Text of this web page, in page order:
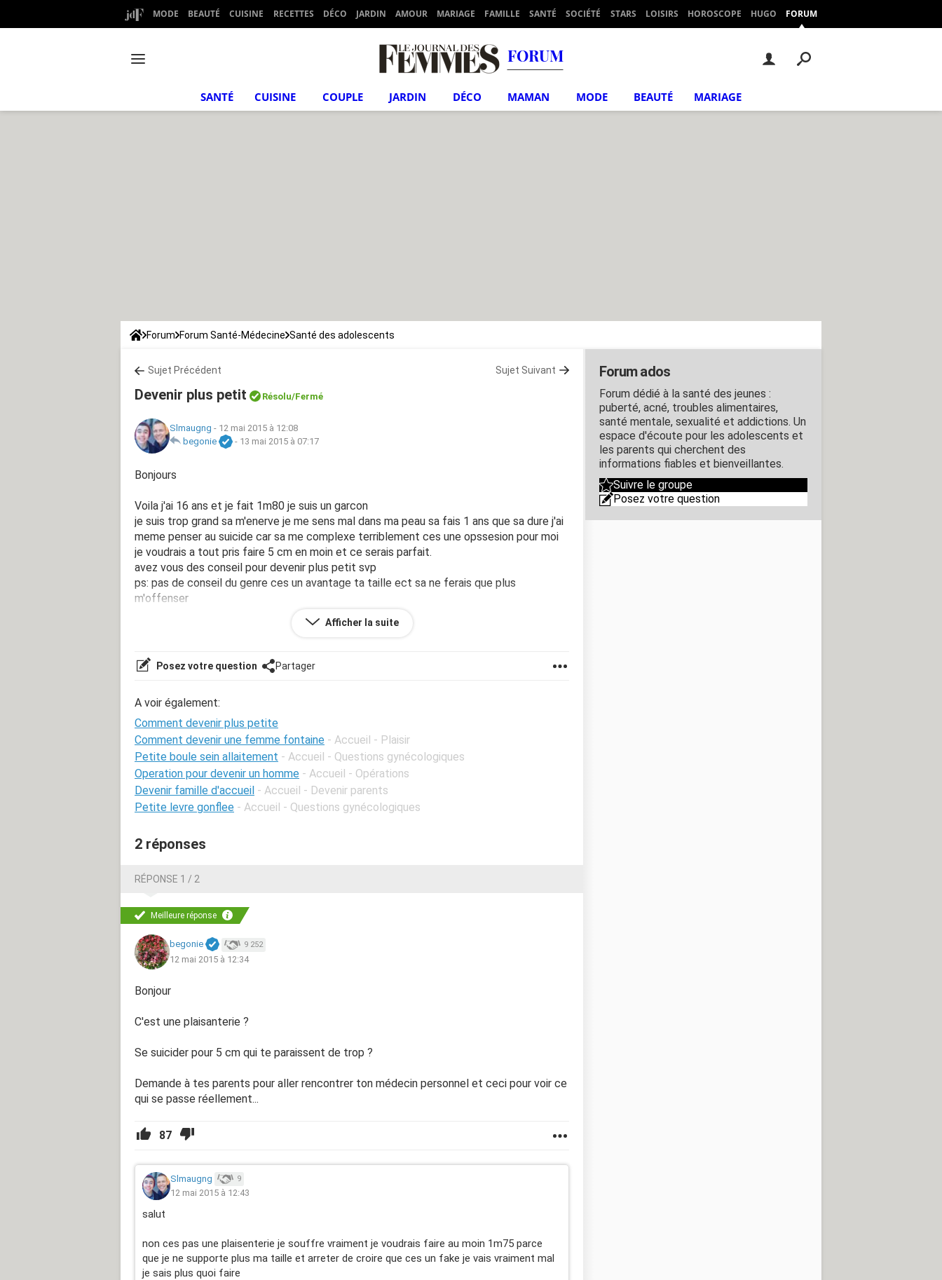
MODE BEAUTÉ CUISINE RECETTES DÉCO JARDIN AMOUR MARIAGE FAMILLE SANTÉ SOCIÉTÉ STARS LOISIRS HOROSCOPE HUGO FORUM
FORUM
SANTÉ CUISINE COUPLE JARDIN DÉCO MAMAN MODE BEAUTÉ MARIAGE
Forum Forum Santé-Médecine Santé des adolescents
Sujet Précédent Sujet Suivant
Devenir plus petit Résolu/Fermé
Slmaugng - 12 mai 2015 à 12:08
begonie
- 13 mai 2015 à 07:17
Bonjours
Voila j'ai 16 ans et je fait 1m80 je suis un garcon
je suis trop grand sa m'enerve je me sens mal dans ma peau sa fais 1 ans que sa dure j'ai
meme penser au suicide car sa me complexe terriblement ces une opssesion pour moi
je voudrais a tout pris faire 5 cm en moin et ce serais parfait.
avez vous des conseil pour devenir plus petit svp
ps: pas de conseil du genre ces un avantage ta taille ect sa ne ferais que plus
m'offenser
Afficher la suite
Posez votre question Partager
A voir également:
Comment devenir plus petite
Comment devenir une femme fontaine - Accueil - Plaisir
Petite boule sein allaitement - Accueil - Questions gynécologiques
Operation pour devenir un homme - Accueil - Opérations
Devenir famille d'accueil - Accueil - Devenir parents
Petite levre gonflee - Accueil - Questions gynécologiques
2 réponses
RÉPONSE 1 / 2
Meilleure réponse
begonie 9 252
12 mai 2015 à 12:34
Bonjour
C'est une plaisanterie ?
Se suicider pour 5 cm qui te paraissent de trop ?
Demande à tes parents pour aller rencontrer ton médecin personnel et ceci pour voir ce
qui se passe réellement...
87
Slmaugng 9
12 mai 2015 à 12:43
salut
non ces pas une plaisenterie je souffre vraiment je voudrais faire au moin 1m75 parce
que je ne supporte plus ma taille et arreter de croire que ces un fake je vais vraiment mal
je sais plus quoi faire
Forum ados
Forum dédié à la santé des jeunes :
puberté, acné, troubles alimentaires,
santé mentale, sexualité et addictions. Un
espace d'écoute pour les adolescents et
les parents qui cherchent des
informations fiables et bienveillantes.
Suivre le groupe
Posez votre question